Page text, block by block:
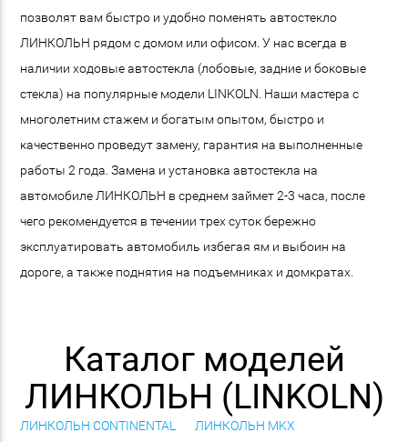
позволят вам быстро и удобно поменять автостекло
ЛИНКОЛЬН рядом с домом или офисом. У нас всегда в
наличии ходовые автостекла (лобовые, задние и боковые
стекла) на популярные модели LINKOLN. Наши мастера с
многолетним стажем и богатым опытом, быстро и
качественно проведут замену, гарантия на выполненные
работы 2 года. Замена и установка автостекла на
автомобиле ЛИНКОЛЬН в среднем займет 2-3 часа, после
чего рекомендуется в течении трех суток бережно
эксплуатировать автомобиль избегая ям и выбоин на
дороге, а также поднятия на подъемниках и домкратах.
Каталог моделей
ЛИНКОЛЬН (LINKOLN)
ЛИНКОЛЬН CONTINENTAL
ЛИНКОЛЬН MKX